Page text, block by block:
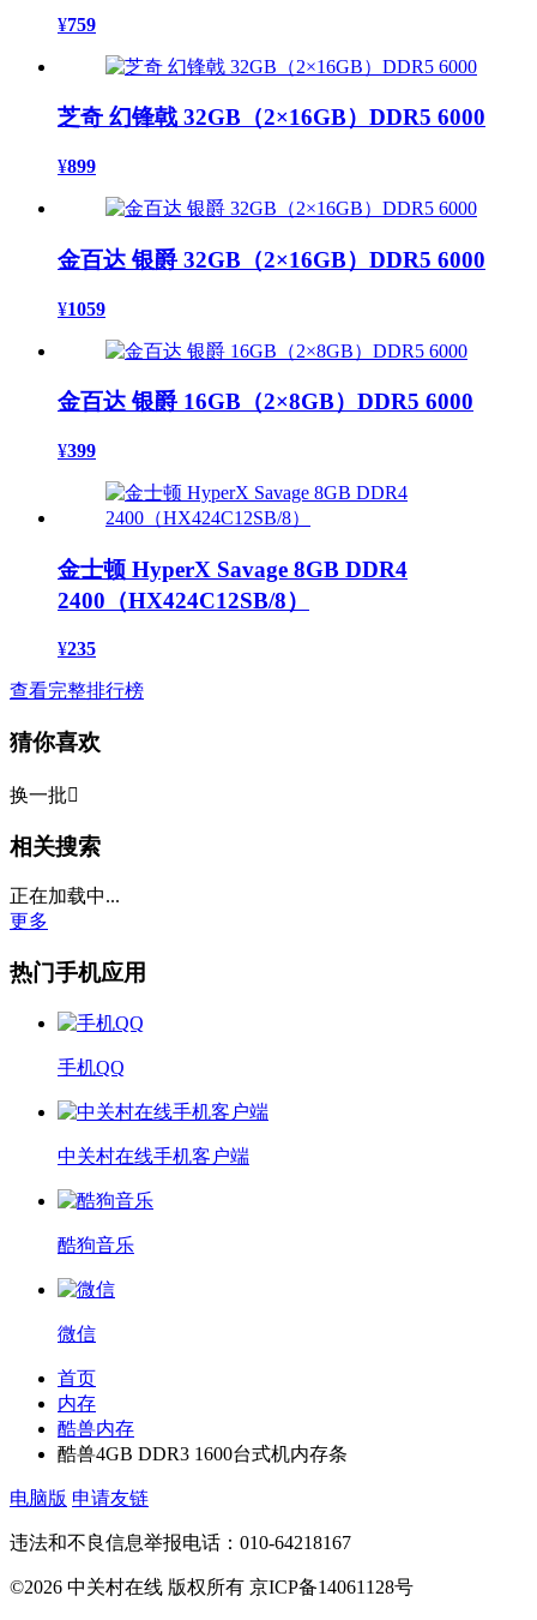
¥759
芝奇 幻锋戟 32GB（2×16GB）DDR5 6000
¥899
金百达 银爵 32GB（2×16GB）DDR5 6000
¥1059
金百达 银爵 16GB（2×8GB）DDR5 6000
¥399
金士顿 HyperX Savage 8GB DDR4
2400（HX424C12SB/8）
¥235
查看完整排行榜
猜你喜欢
换一批
相关搜索
正在加载中...
更多
热门手机应用
手机QQ
中关村在线手机客户端
酷狗音乐
微信
首页
内存
酷兽内存
酷兽4GB DDR3 1600台式机内存条
电脑版 申请友链
违法和不良信息举报电话：010-64218167
©2026 中关村在线 版权所有 京ICP备14061128号